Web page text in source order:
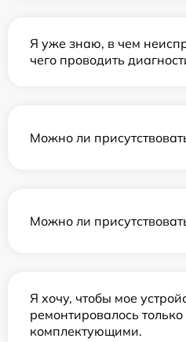
Я уже знаю, в чем
чего проводить
Можно ли
Можно ли
Я хочу, чтобы мое
ремонтировалось
комплектующими.